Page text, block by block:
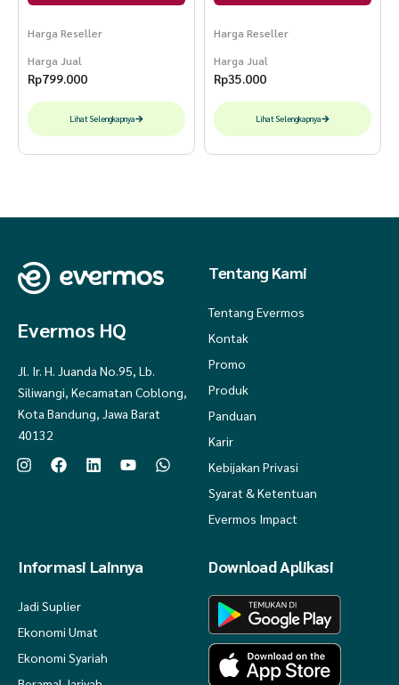
Harga Reseller
Harga Jual
Rp799.000
Lihat Selengkapnya
Harga Reseller
Harga Jual
Rp35.000
Lihat Selengkapnya
Evermos HQ
Jl. Ir. H. Juanda No.95, Lb.
Siliwangi, Kecamatan Coblong,
Kota Bandung, Jawa Barat
40132
Tentang Kami
Tentang Evermos
Kontak
Promo
Produk
Panduan
Karir
Kebijakan Privasi
Syarat & Ketentuan
Evermos Impact
Informasi Lainnya
Jadi Suplier
Ekonomi Umat
Ekonomi Syariah
Download Aplikasi